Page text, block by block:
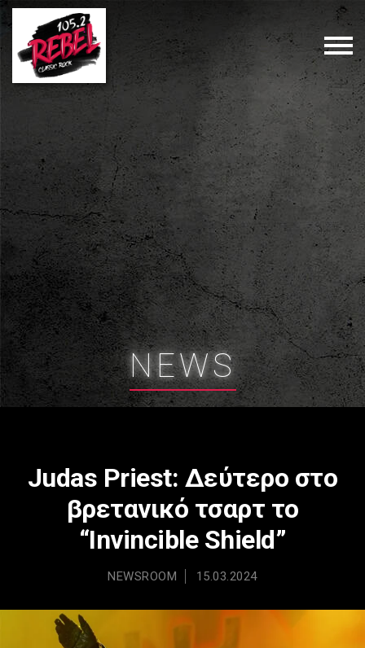
NEWS
Judas Priest: Δεύτερο στο
βρετανικό τσαρτ το
“Invincible Shield”
NEWSROOM 15.03.2024